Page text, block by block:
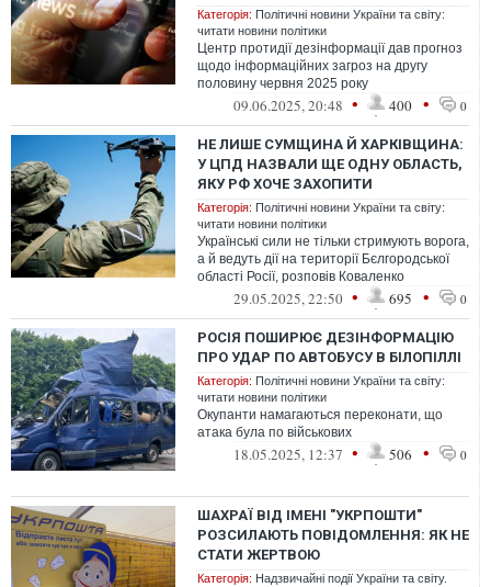
Категорія: Політичні новини України та світу:
читати новини політики
Центр протидії дезінформації дав прогноз
щодо інформаційних загроз на другу
половину червня 2025 року
09.06.2025, 20:48 • 400 • 0
НЕ ЛИШЕ СУМЩИНА Й ХАРКІВЩИНА:
У ЦПД НАЗВАЛИ ЩЕ ОДНУ ОБЛАСТЬ,
ЯКУ РФ ХОЧЕ ЗАХОПИТИ
Категорія: Політичні новини України та світу:
читати новини політики
Українські сили не тільки стримують ворога,
а й ведуть дії на території Бєлгородської
області Росії, розповів Коваленко
29.05.2025, 22:50 • 695 • 0
РОСІЯ ПОШИРЮЄ ДЕЗІНФОРМАЦІЮ
ПРО УДАР ПО АВТОБУСУ В БІЛОПІЛЛІ
Категорія: Політичні новини України та світу:
читати новини політики
Окупанти намагаються переконати, що
атака була по військових
18.05.2025, 12:37 • 506 • 0
ШАХРАЇ ВІД ІМЕНІ "УКРПОШТИ"
РОЗСИЛАЮТЬ ПОВІДОМЛЕННЯ: ЯК НЕ
СТАТИ ЖЕРТВОЮ
Категорія: Надзвичайні події України та світу.